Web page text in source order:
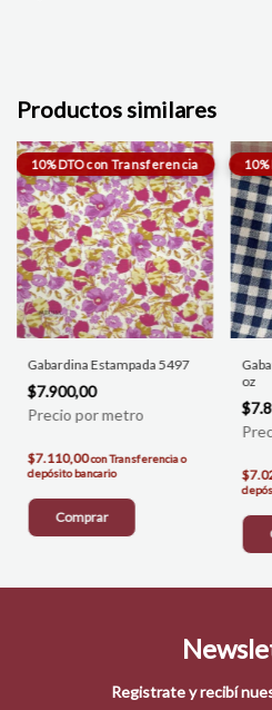
Productos similares
Gabardina Estampada 5497
$7.900,00
$7.110,00conTransferencia o
depósito bancario
Comprar
oz
Registrate y recibí